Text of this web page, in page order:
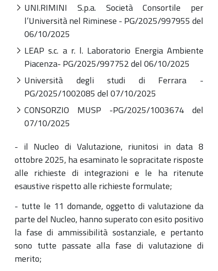
UNI.RIMINI S.p.a. Società Consortile per
l’Università nel Riminese - PG/2025/997955 del
06/10/2025
LEAP s.c. a r. l. Laboratorio Energia Ambiente
Piacenza- PG/2025/997752 del 06/10/2025
Università degli studi di Ferrara -
PG/2025/1002085 del 07/10/2025
CONSORZIO MUSP -PG/2025/1003674 del
07/10/2025
- il Nucleo di Valutazione, riunitosi in data 8
ottobre 2025, ha esaminato le sopracitate risposte
alle richieste di integrazioni e le ha ritenute
esaustive rispetto alle richieste formulate;
- tutte le 11 domande, oggetto di valutazione da
parte del Nucleo, hanno superato con esito positivo
la fase di ammissibilità sostanziale, e pertanto
sono tutte passate alla fase di valutazione di
merito;